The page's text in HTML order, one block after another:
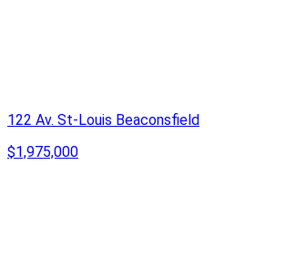
122 Av. St-Louis Beaconsfield
$1,975,000